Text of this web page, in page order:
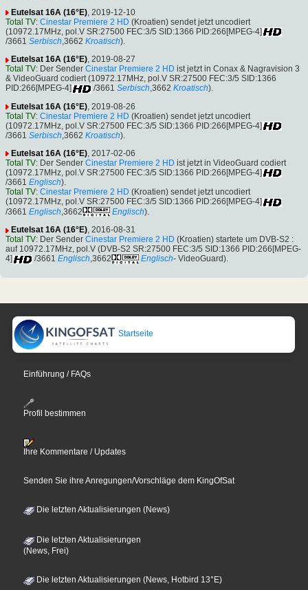
Eutelsat 16A (16°E), 2019-12-10
Total TV: Cinestar Premiere 2 HD (Kroatien) sendet jetzt uncodiert
(10972.17MHz, pol.V SR:27500 FEC:3/5 SID:1366 PID:266[MPEG-4]
/3661 Serbisch,3662 Kroatisch).
Eutelsat 16A (16°E), 2019-08-27
Total TV: Der Sender Cinestar Premiere 2 HD ist jetzt in Conax & Nagravision 3
& VideoGuard codiert (10972.17MHz, pol.V SR:27500 FEC:3/5 SID:1366
PID:266[MPEG-4]
/3661 Serbisch,3662 Kroatisch).
Eutelsat 16A (16°E) , 2019-08-26
Total TV: Cinestar Premiere 2 HD (Kroatien) sendet jetzt uncodiert
(10972.17MHz, pol.V SR:27500 FEC:3/5 SID:1366 PID:266[MPEG-4]
/3661 Serbisch,3662 Kroatisch).
Eutelsat 16A (16°E), 2017-02-06
Total TV: Der Sender Cinestar Premiere 2 HD ist jetzt in VideoGuard codiert
(10972.17MHz, pol.V SR:27500 FEC:3/5 SID:1366 PID:266[MPEG-4]
/3661 Englisch).
Total TV: Cinestar Premiere 2 HD (Kroatien) sendet jetzt uncodiert
(10972.17MHz, pol.V SR:27500 FEC:3/5 SID:1366 PID:266[MPEG-4]
/3661 Englisch ,3662 Englisch).
Eutelsat 16A (16°E), 2016-08-31
Total TV: Der Sender Cinestar Premiere 2 HD (Kroatien) startete um DVB-S2 :
auf 10972.17MHz, pol.V (DVB-S2 SR:27500 FEC:3/5 SID:1366 PID:266[MPEG-
4]
/3661 Englisch,3662 Englisch- VideoGuard).
Startseite
Einführung / FAQs
Profil bestimmen
Ihre Kommentare / Updates
Senden Sie ihre Anregungen/Vorschläge dem KingOfSat
Die letzten Aktualisierungen (News)
Die letzten Aktualisierungen
(News, Frei)
Die letzten Aktualisierungen (News, Hotbird 13°E)